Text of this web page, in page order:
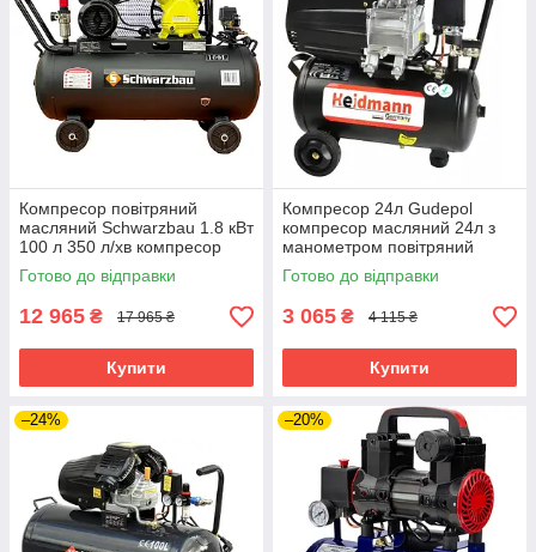
Компресор повітряний
масляний Schwarzbau 1.8 кВт
100 л 350 л/хв компресор
для пневмоінструменту
Готово до відправки
12 965 ₴ 17 965 ₴
Купити
Компресор 24л Gudepol
компресор масляний 24л з
манометром повітряний
компресор для будинку
Готово до відправки
3 065 ₴ 4 115 ₴
Купити
–24% –20%